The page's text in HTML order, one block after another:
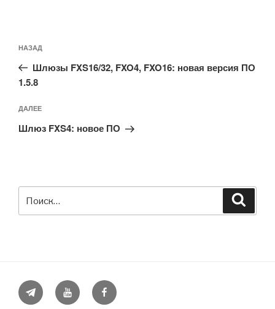
по
записям
Предыдущая
запись:
НАЗАД
Шлюзы FXS16/32, FXO4, FXO16: новая версия ПО
1.5.8
Следующая
запись
ДАЛЕЕ
Шлюз FXS4: новое ПО
TelegramYouTube Facebook